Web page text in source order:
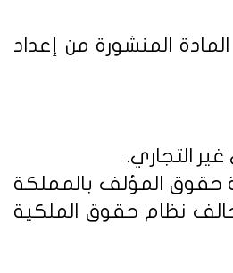
المنشورة من إعداد
التجاري.
حقوق المؤلف بالمملكة
نظام حقوق الملكية